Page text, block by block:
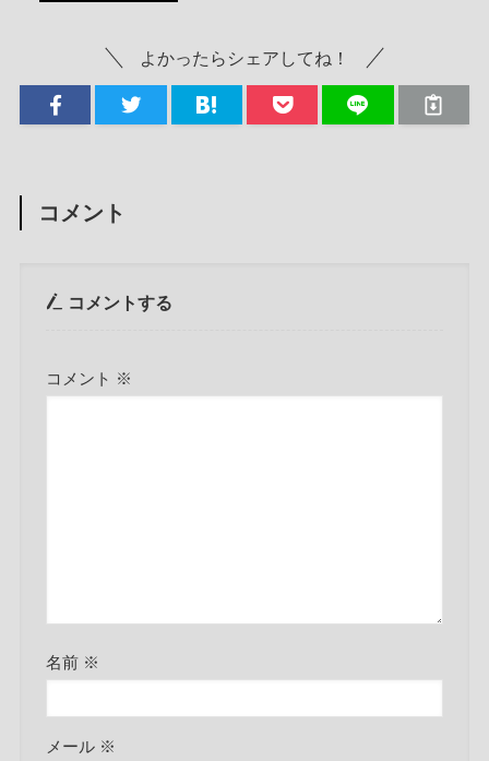
よかったらシェアしてね！
コメント
コメントする
コメント ※
名前 ※
メール ※